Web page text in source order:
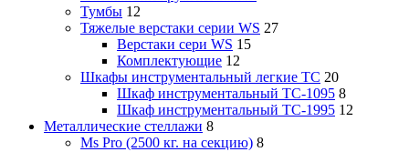
Тумбы 12
Тяжелые верстаки серии WS 27
Верстаки сери WS 15
Комплектующие 12
Шкафы инструментальный легкие ТС 20
Шкаф инструментальный TC-1095 8
Шкаф инструментальный TC-1995 12
Металлические стеллажи 8
Ms Pro (2500 кг. на секцию) 8